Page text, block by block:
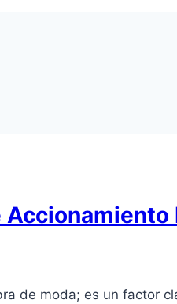
de moda; es un factor